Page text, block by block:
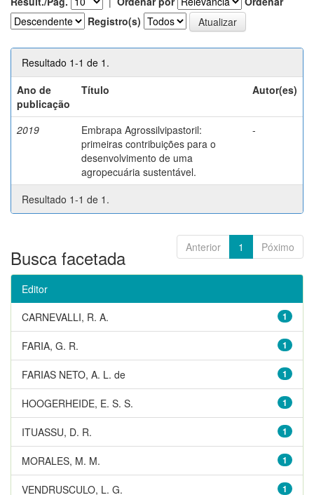
Registro(s)
Resultado 1-1 de 1.
Ano de
publicação
Título Autor(es)
2019
Embrapa Agrossilvipastoril:
primeiras contribuições para o
desenvolvimento de uma
agropecuária sustentável.
-
Resultado 1-1 de 1.
Anterior 1 Póximo
Busca facetada
Editor
1
CARNEVALLI, R. A.
1
FARIA, G. R.
1
FARIAS NETO, A. L. de
1
HOOGERHEIDE, E. S. S.
1
ITUASSU, D. R.
1
MORALES, M. M.
1
VENDRUSCULO, L. G.